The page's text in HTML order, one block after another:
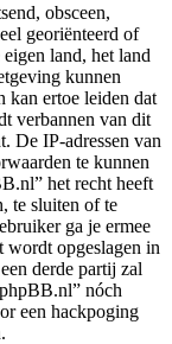
obsceen,
georiënteerd of
land, het land
kunnen
kan ertoe leiden dat
verbannen van dit
De IP-adressen van
te kunnen
het recht heeft
te sluiten of te
ga je ermee
wordt opgeslagen in
derde partij zal
nóch
een hackpoging